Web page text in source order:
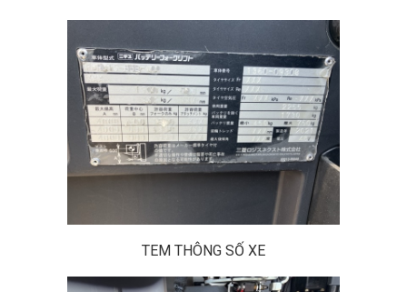
TEM THÔNG SỐ XE